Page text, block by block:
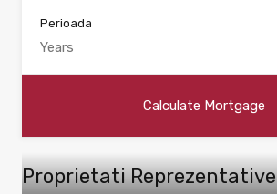
Perioada
Proprietati Reprezentative